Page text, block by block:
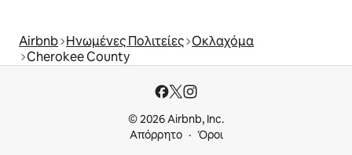
Airbnb Ηνωμένες Πολιτείες Οκλαχόμα
Cherokee County
© 2026 Airbnb, Inc.
Απόρρητο
Όροι